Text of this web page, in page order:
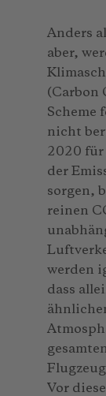
Anders
aber,
(Carbon
Scheme
nicht
2020 für
der
sorgen,
reinen
werden
dass
Vor